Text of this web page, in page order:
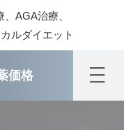
、AGA治療、
ルダイエット
価格